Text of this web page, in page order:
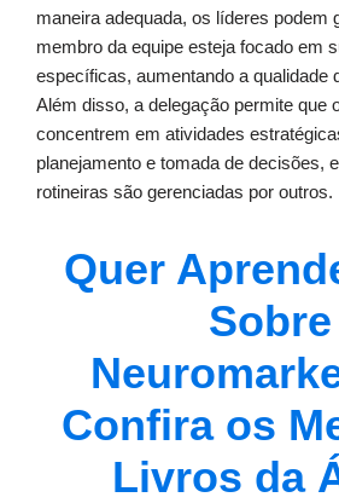
maneira adequada, os líderes podem
membro da equipe esteja focado em
específicas, aumentando a qualidade
Além disso, a delegação permite que
concentrem em atividades
planejamento e tomada de decisões,
rotineiras são gerenciadas por outros.
Quer
Sobre
Confira os
Livros da